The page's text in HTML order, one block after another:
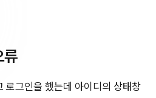
류
로그인을 했는데 아이디의 상태창